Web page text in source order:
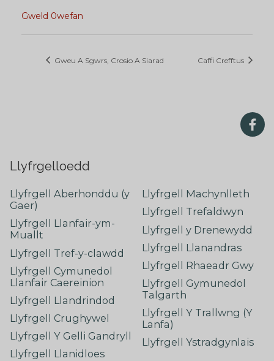
Gweld 0wefan
Gweu A Sgwrs, Crosio A Siarad Caffi Crefftus
Llyfrgelloedd
Llyfrgell Aberhonddu (y
Gaer)
Llyfrgell Llanfair-ym-
Muallt
Llyfrgell Tref-y-clawdd
Llyfrgell Cymunedol
Llanfair Caereinion
Llyfrgell Llandrindod
Llyfrgell Crughywel
Llyfrgell Y Gelli Gandryll
Llyfrgell Llanidloes
Llyfrgell Machynlleth
Llyfrgell Trefaldwyn
Llyfrgell y Drenewydd
Llyfrgell Llanandras
Llyfrgell Rhaeadr Gwy
Llyfrgell Gymunedol
Talgarth
Llyfrgell Y Trallwng (Y
Lanfa)
Llyfrgell Ystradgynlais